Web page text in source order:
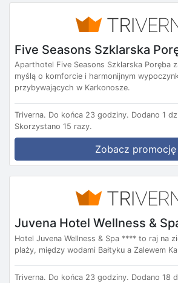
Five Seasons Szklarska
Aparthotel Five Seasons Szklarska Poręba
myślą o komforcie i harmonijnym
przybywających w Karkonosze.
Triverna. Do końca 23 godziny. Dodano 1
Skorzystano 15 razy.
Zobacz promocję
Juvena Hotel Wellness &
Hotel Juvena Wellness & Spa **** to raj na
plaży, między wodami Bałtyku a Zalewem
Triverna. Do końca 23 godziny. Dodano 18